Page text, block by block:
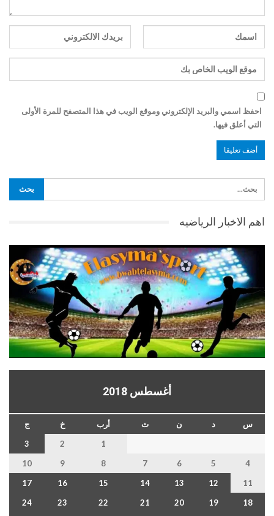
احفظ اسمي والبريد الإلكتروني وموقع الويب في هذا المتصفح للمرة الأولى
التي أعلق فيها.
اهم الاخبار الرياضيه
أغسطس 2018
س د ن ث أرب خ
ج
1
2
3
4
5
6
7
8
9
10
11
12
13
14
15
16
17
18
19
20
21
22
23
24